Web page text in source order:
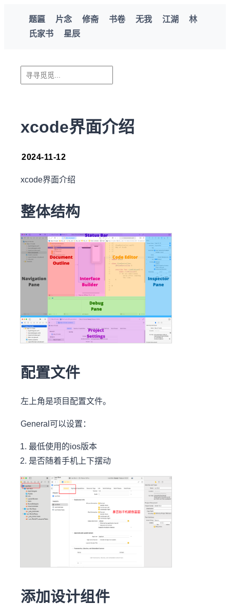
题匾 片念 修斋 书卷 无我 江湖
林
氏家书
星辰
xcode界面介绍
2024-11-12
xcode界面介绍
整体结构
配置文件
左上角是项目配置文件。
General可以设置：
最低使用的ios版本
是否随着手机上下摆动
添加设计组件